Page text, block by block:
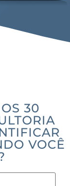
30
VOCÊ